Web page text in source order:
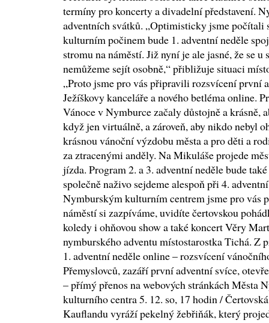
termíny pro koncerty a divadelní představení.
adventních svátků. „Optimisticky jsme počítali
kulturním počinem bude 1. adventní neděle
stromu na náměstí. Již nyní je ale jasné, že se
nemůžeme sejít osobně,“ přibližuje situaci
„Proto jsme pro vás připravili rozsvícení první
Ježíškovy kanceláře a nového betléma online.
Vánoce v Nymburce začaly důstojně a krásně,
když jen virtuálně, a zároveň, aby nikdo nebyl
krásnou vánoční výzdobu města a pro děti a
za ztracenými anděly. Na Mikuláše projede
jízda. Program 2. a 3. adventní neděle bude
společně naživo sejdeme alespoň při 4.
Nymburským kulturním centrem jsme pro vás
náměstí si zazpíváme, uvidíte čertovskou
koledy i ohňovou show a také koncert Věry
nymburského adventu místostarostka Tichá. Z
1. adventní neděle online – rozsvícení
Přemyslovců, zazáří první adventní svíce,
– přímý přenos na webových stránkách Města
kulturního centra 5. 12. so, 17 hodin /
Kauflandu vyráží pekelný žebřiňák, který